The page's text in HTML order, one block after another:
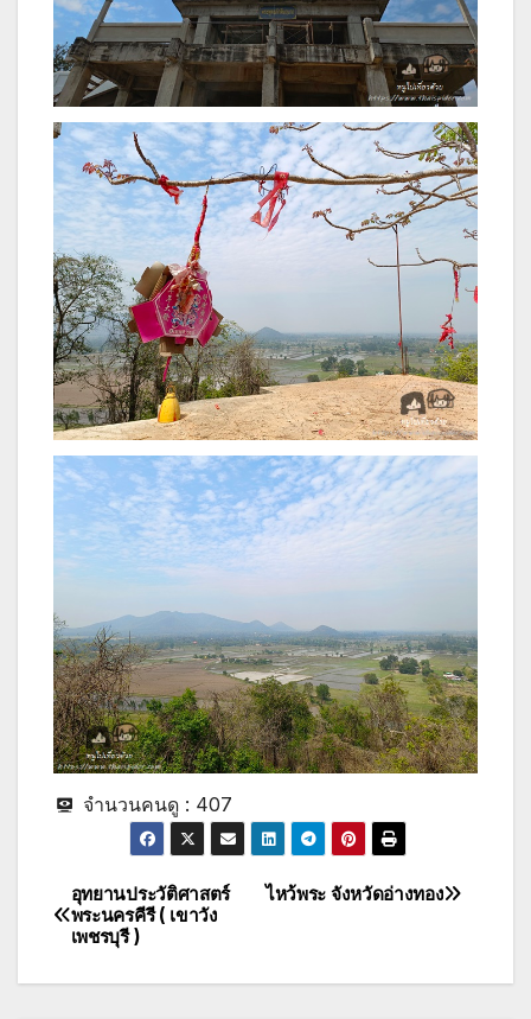
จำนวนคนดู : 407
Post
navigation
ไหว้พระ จังหวัดอ่างทอง
อุทยานประวัติศาสตร์
พระนครคีรี ( เขาวัง
เพชรบุรี )